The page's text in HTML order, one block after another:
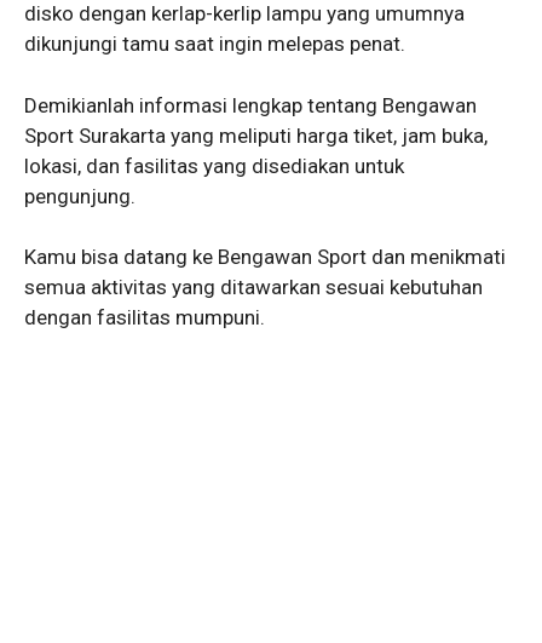
disko dengan kerlap-kerlip lampu yang umumnya
dikunjungi tamu saat ingin melepas penat.
Demikianlah informasi lengkap tentang Bengawan
Sport Surakarta yang meliputi harga tiket, jam buka,
lokasi, dan fasilitas yang disediakan untuk
pengunjung.
Kamu bisa datang ke Bengawan Sport dan menikmati
semua aktivitas yang ditawarkan sesuai kebutuhan
dengan fasilitas mumpuni.